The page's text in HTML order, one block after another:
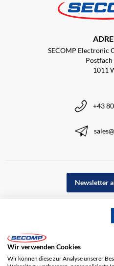
SECOMP Electronic
1011
+43
Newsletter
Wir verwenden Cookies
Wir können diese zur Analyse unserer